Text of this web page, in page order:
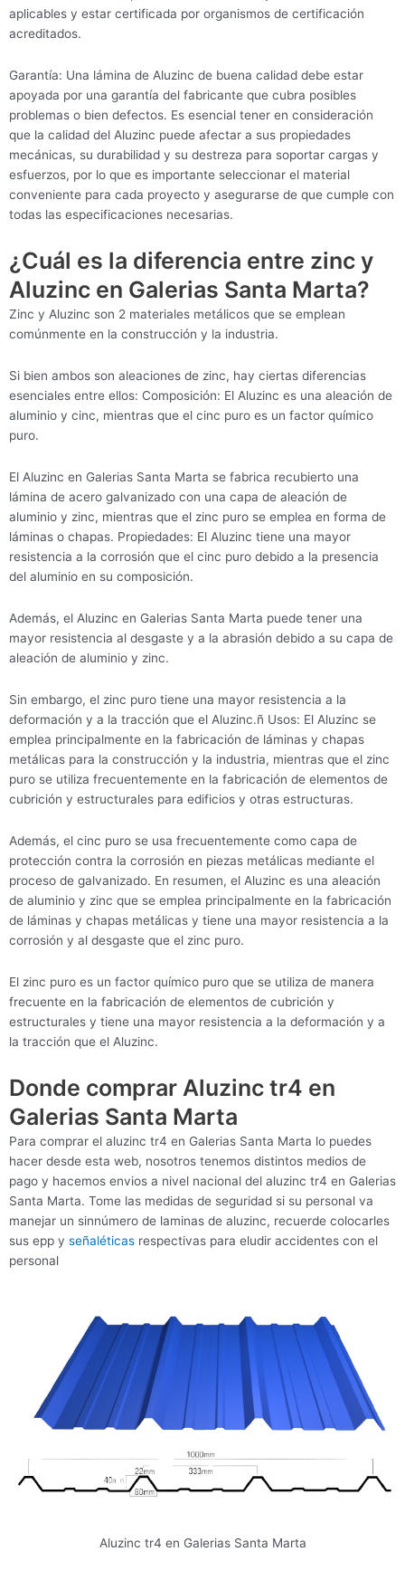
aplicables y estar certificada por organismos de certificación
acreditados.
Garantía: Una lámina de Aluzinc de buena calidad debe estar
apoyada por una garantía del fabricante que cubra posibles
problemas o bien defectos. Es esencial tener en consideración
que la calidad del Aluzinc puede afectar a sus propiedades
mecánicas, su durabilidad y su destreza para soportar cargas y
esfuerzos, por lo que es importante seleccionar el material
conveniente para cada proyecto y asegurarse de que cumple con
todas las especificaciones necesarias.
¿Cuál es la diferencia entre zinc y
Aluzinc en Galerias Santa Marta?
Zinc y Aluzinc son 2 materiales metálicos que se emplean
comúnmente en la construcción y la industria.
Si bien ambos son aleaciones de zinc, hay ciertas diferencias
esenciales entre ellos: Composición: El Aluzinc es una aleación de
aluminio y cinc, mientras que el cinc puro es un factor químico
puro.
El Aluzinc en Galerias Santa Marta se fabrica recubierto una
lámina de acero galvanizado con una capa de aleación de
aluminio y zinc, mientras que el zinc puro se emplea en forma de
láminas o chapas. Propiedades: El Aluzinc tiene una mayor
resistencia a la corrosión que el cinc puro debido a la presencia
del aluminio en su composición.
Además, el Aluzinc en Galerias Santa Marta puede tener una
mayor resistencia al desgaste y a la abrasión debido a su capa de
aleación de aluminio y zinc.
Sin embargo, el zinc puro tiene una mayor resistencia a la
deformación y a la tracción que el Aluzinc.ñ Usos: El Aluzinc se
emplea principalmente en la fabricación de láminas y chapas
metálicas para la construcción y la industria, mientras que el zinc
puro se utiliza frecuentemente en la fabricación de elementos de
cubrición y estructurales para edificios y otras estructuras.
Además, el cinc puro se usa frecuentemente como capa de
protección contra la corrosión en piezas metálicas mediante el
proceso de galvanizado. En resumen, el Aluzinc es una aleación
de aluminio y zinc que se emplea principalmente en la fabricación
de láminas y chapas metálicas y tiene una mayor resistencia a la
corrosión y al desgaste que el zinc puro.
El zinc puro es un factor químico puro que se utiliza de manera
frecuente en la fabricación de elementos de cubrición y
estructurales y tiene una mayor resistencia a la deformación y a
la tracción que el Aluzinc.
Donde comprar Aluzinc tr4 en
Galerias Santa Marta
Para comprar el aluzinc tr4 en Galerias Santa Marta lo puedes
hacer desde esta web, nosotros tenemos distintos medios de
pago y hacemos envios a nivel nacional del aluzinc tr4 en Galerias
Santa Marta. Tome las medidas de seguridad si su personal va
manejar un sinnúmero de laminas de aluzinc, recuerde colocarles
sus epp y señaléticas respectivas para eludir accidentes con el
personal
Aluzinc tr4 en Galerias Santa Marta